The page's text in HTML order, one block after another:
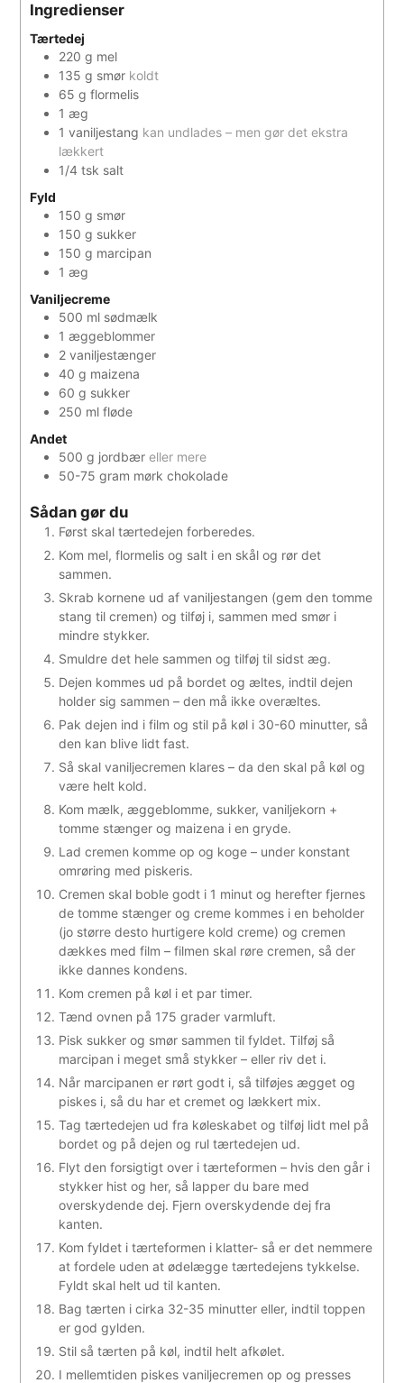
Ingredienser
Tærtedej
220 g mel
135 g smør koldt
65 g flormelis
1 æg
1 vaniljestang kan undlades – men gør det ekstra
lækkert
1/4 tsk salt
Fyld
150 g smør
150 g sukker
150 g marcipan
1 æg
Vaniljecreme
500 ml sødmælk
1 æggeblommer
2 vaniljestænger
40 g maizena
60 g sukker
250 ml fløde
Andet
500 g jordbær eller mere
50-75 gram mørk chokolade
Sådan gør du
Først skal tærtedejen forberedes.
Kom mel, flormelis og salt i en skål og rør det
sammen.
Skrab kornene ud af vaniljestangen (gem den tomme
stang til cremen) og tilføj i, sammen med smør i
mindre stykker.
Smuldre det hele sammen og tilføj til sidst æg.
Dejen kommes ud på bordet og æltes, indtil dejen
holder sig sammen – den må ikke overæltes.
Pak dejen ind i film og stil på køl i 30-60 minutter, så
den kan blive lidt fast.
Så skal vaniljecremen klares – da den skal på køl og
være helt kold.
Kom mælk, æggeblomme, sukker, vaniljekorn +
tomme stænger og maizena i en gryde.
Lad cremen komme op og koge – under konstant
omrøring med piskeris.
Cremen skal boble godt i 1 minut og herefter fjernes
de tomme stænger og creme kommes i en beholder
(jo større desto hurtigere kold creme) og cremen
dækkes med film – filmen skal røre cremen, så der
ikke dannes kondens.
Kom cremen på køl i et par timer.
Tænd ovnen på 175 grader varmluft.
Pisk sukker og smør sammen til fyldet. Tilføj så
marcipan i meget små stykker – eller riv det i.
Når marcipanen er rørt godt i, så tilføjes ægget og
piskes i, så du har et cremet og lækkert mix.
Tag tærtedejen ud fra køleskabet og tilføj lidt mel på
bordet og på dejen og rul tærtedejen ud.
Flyt den forsigtigt over i tærteformen – hvis den går i
stykker hist og her, så lapper du bare med
overskydende dej. Fjern overskydende dej fra
kanten.
Kom fyldet i tærteformen i klatter- så er det nemmere
at fordele uden at ødelægge tærtedejens tykkelse.
Fyldt skal helt ud til kanten.
Bag tærten i cirka 32-35 minutter eller, indtil toppen
er god gylden.
Stil så tærten på køl, indtil helt afkølet.
I mellemtiden piskes vaniljecremen op og presses